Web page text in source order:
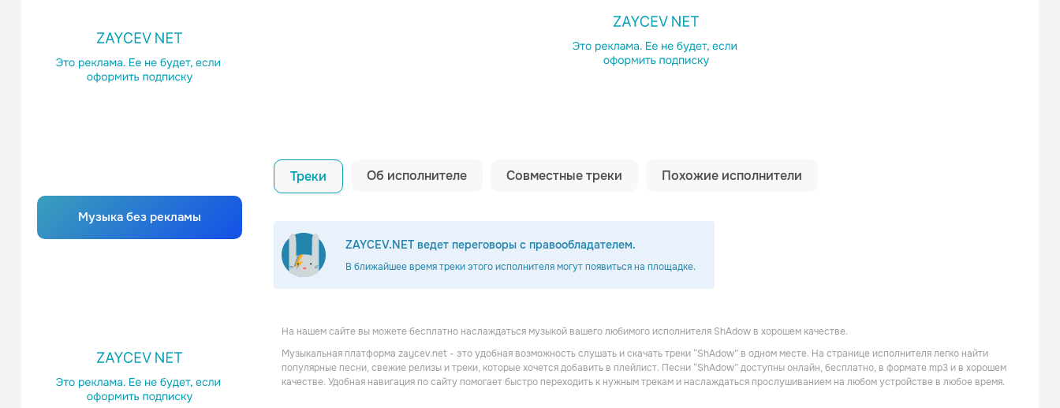
Музыка без рекламы
Копировать ссылку
Треки Об исполнителе Совместные треки Похожие исполнители
ZAYCEV.NET ведет переговоры с правообладателем.
В ближайшее время треки этого исполнителя могут появиться на площадке.
William Conrad & John Dehner Dark Fantasy Joe Kerns & Hans Conried Whistler
На нашем сайте вы можете бесплатно наслаждаться музыкой вашего любимого исполнителя ShAdow в хорошем качестве.
Музыкальная платформа zaycev.net - это удобная возможность слушать и скачать треки “ShAdow” в одном месте. На странице исполнителя легко найти
популярные песни, свежие релизы и треки, которые хочется добавить в плейлист. Песни “ShAdow” доступны онлайн, бесплатно, в формате mp3 и в хорошем
качестве. Удобная навигация по сайту помогает быстро переходить к нужным трекам и наслаждаться прослушиванием на любом устройстве в любое время.